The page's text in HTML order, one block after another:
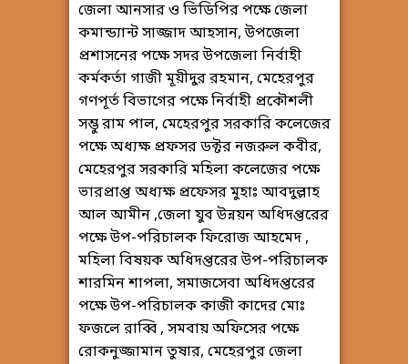
জেলা আনসার ও ভিডিপির পক্ষে জেলা
কমান্ড্যান্ট সাজ্জাদ আহসান, উপজেলা
প্রশাসনের পক্ষে সদর উপজেলা নির্বাহী
কর্মকর্তা গাজী মূয়ীদুর রহমান, মেহেরপুর
গণপূর্ত বিভাগের পক্ষে নির্বাহী প্রকৌশলী
সম্ভু রাম পাল, মেহেরপুর সরকারি কলেজের
পক্ষে অধ্যক্ষ প্রফসর ডক্টর নজরুল কবীর,
মেহেরপুর সরকারি মহিলা কলেজের পক্ষে
ভারপ্রাপ্ত অধ্যক্ষ প্রফেসর মুহাঃ আবদুল্লাহ
আল আমীন ,জেলা যুব উন্নয়ন অধিদপ্তরের
পক্ষে উপ-পরিচালক ফিরোজ আহমেদ ,
মহিলা বিষয়ক অধিদপ্তরের উপ-পরিচালক
শারমিন শাপলা, সমাজসেবা অধিদপ্তরের
পক্ষে উপ-পরিচালক কাজী কাদের মোঃ
ফজলে রাব্বি , সমবায় অফিসের পক্ষে
রোকনুজ্জামান তুষার, মেহেরপুর জেলা